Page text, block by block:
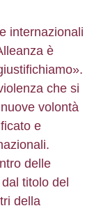
internazionali
è
che si
volontà
e
delle
titolo del
della